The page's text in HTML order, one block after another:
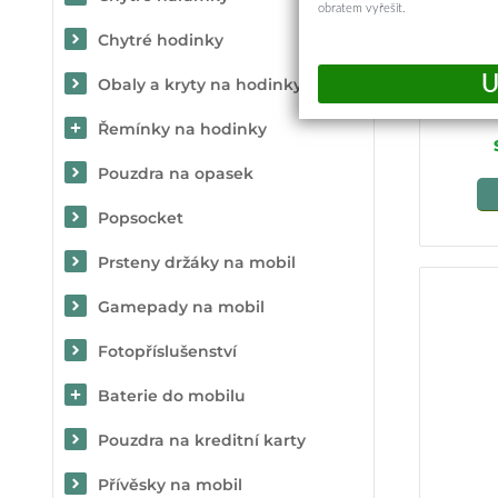
Chytré hodinky
Obaly a kryty na hodinky
Řemínky na hodinky
Pouzdra na opasek
Popsocket
Prsteny držáky na mobil
Gamepady na mobil
Fotopříslušenství
Baterie do mobilu
Pouzdra na kreditní karty
Přívěsky na mobil
Glass
obratem vyřešit.